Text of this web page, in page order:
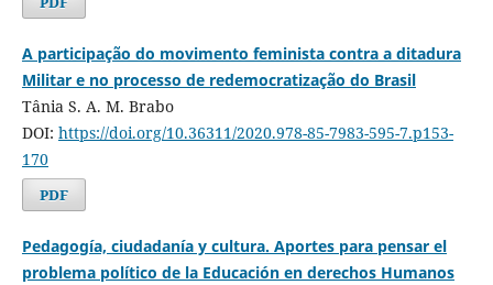
A participação do movimento feminista contra a ditadura
Militar e no processo de redemocratização do Brasil
Tânia S. A. M. Brabo
DOI: https://doi.org/10.36311/2020.978-85-7983-595-7.p153-
170
PDF
Pedagogía, ciudadanía y cultura. Aportes para pensar el
problema político de la Educación en derechos Humanos